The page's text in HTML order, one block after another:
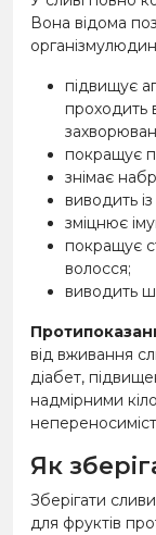
Вона відома
підвищує
проходить
покращує
знімає
виводить
зміцнює
покращує
волосся;
виводить
від вживання
діабет,
надмірними
Як
Зберігати
для фруктів